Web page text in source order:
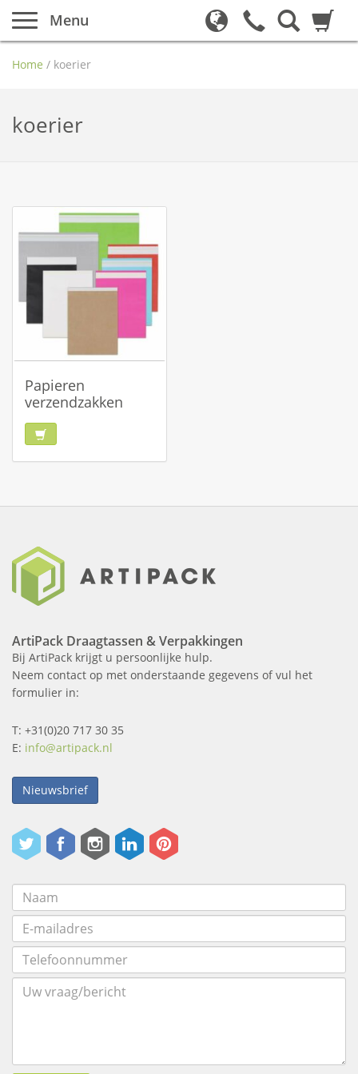
Menu
Home / koerier
koerier
Papieren
verzendzakken
ArtiPack Draagtassen & Verpakkingen
Bij ArtiPack krijgt u persoonlijke hulp.
Neem contact op met onderstaande gegevens of vul het
formulier in:
T: +31(0)20 717 30 35
E: info@artipack.nl
Nieuwsbrief